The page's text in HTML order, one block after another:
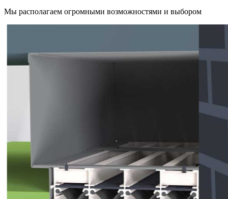
Мы располагаем огромными возможностями и выбором